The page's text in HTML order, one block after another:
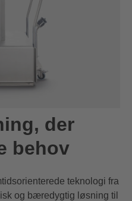
der
behov
teknologi fra
og bæredygtig løsning til